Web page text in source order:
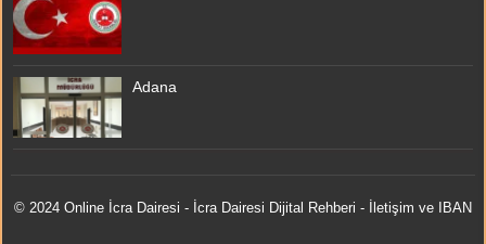
Adana
© 2024 Online İcra Dairesi - İcra Dairesi Dijital Rehberi - İletişim ve IBAN